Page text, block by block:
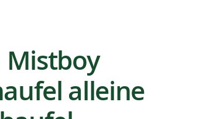
Mistboy
alleine